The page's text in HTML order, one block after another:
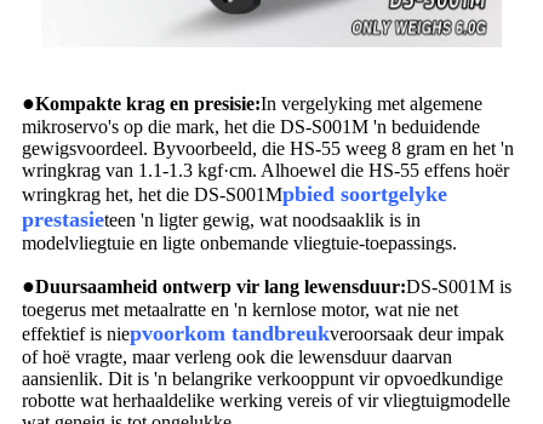
●Kompakte krag en presisie:In vergelyking met algemene
mikroservo's op die mark, het die DS-S001M 'n beduidende
gewigsvoordeel. Byvoorbeeld, die HS-55 weeg 8 gram en het 'n
wringkrag van 1.1-1.3 kgf·cm. Alhoewel die HS-55 effens hoër
wringkrag het, het die DS-S001Mpbied soortgelyke
prestasieteen 'n ligter gewig, wat noodsaaklik is in
modelvliegtuie en ligte onbemande vliegtuie-toepassings.
●Duursaamheid ontwerp vir lang lewensduur:DS-S001M is
toegerus met metaalratte en 'n kernlose motor, wat nie net
effektief is niepvoorkom tandbreukveroorsaak deur impak
of hoë vragte, maar verleng ook die lewensduur daarvan
aansienlik. Dit is 'n belangrike verkooppunt vir opvoedkundige
robotte wat herhaaldelike werking vereis of vir vliegtuigmodelle